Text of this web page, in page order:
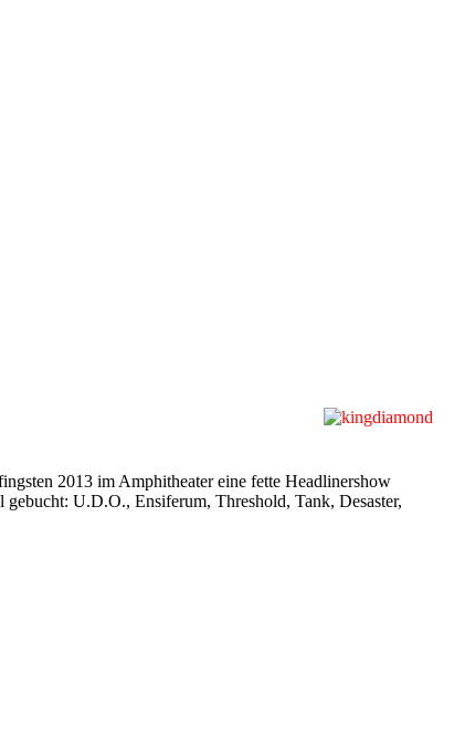
2013 im Amphitheater eine fette Headlinershow
U.D.O., Ensiferum, Threshold, Tank, Desaster,